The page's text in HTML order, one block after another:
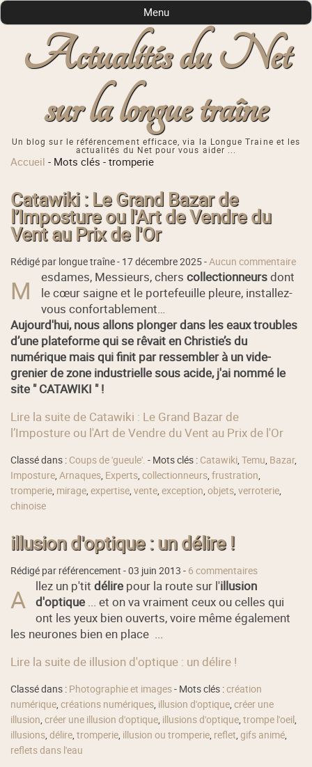
Actualités du Net
sur la longue traîne
Un blog sur le référencement efficace, via la Longue Traine et les
actualités du Net pour vous aider ...
Menu
Accueil - Mots clés -tromperie
Catawiki : Le Grand Bazar de
l’Imposture ou l'Art de Vendre du
Vent au Prix de l'Or
Rédigé par longue traîne - 17 décembre 2025-Aucun commentaire
M esdames, Messieurs, cherscollectionneursdont
le cœur saigne et le portefeuille pleure, installez-
vous confortablement…
Aujourd'hui, nous allons plonger dans les eaux troubles
d’une plateforme qui se rêvait en Christie’s du
numérique mais qui finit par ressembler à un vide-
grenier de zone industrielle sous acide, j'ai nommé le
site " CATAWIKI " !
Lire la suite de Catawiki : Le Grand Bazar de
l’Imposture ou l'Art de Vendre du Vent au Prix de l'Or
Classé dans : Coups de 'gueule'. - Mots clés : Catawiki,Temu, Bazar,
Imposture,Arnaques, Experts,collectionneurs,frustration,
tromperie, mirage,expertise,vente,exception,objets,verroterie,
chinoise
illusion d'optique : un délire !
Rédigé par référencement -03 juin 2013 - 6 commentaires
A llez un p'titdélire pour la route sur l'illusion
d'optique ... et on va vraiment ceux ou celles qui
ont les yeux bien ouverts, voire même également
les neurones bien en place ...
Lire la suite de illusion d'optique : un délire !
Classé dans : Photographie et images- Mots clés :création
numérique,créations numériques, illusion d'optique,créer une
illusion,créer une illusion d'optique, illusions d'optique,trompe l'oeil ,
illusions,délire,tromperie, illusion ou tromperie, reflet,gifs animé,
reflets dans l'eau